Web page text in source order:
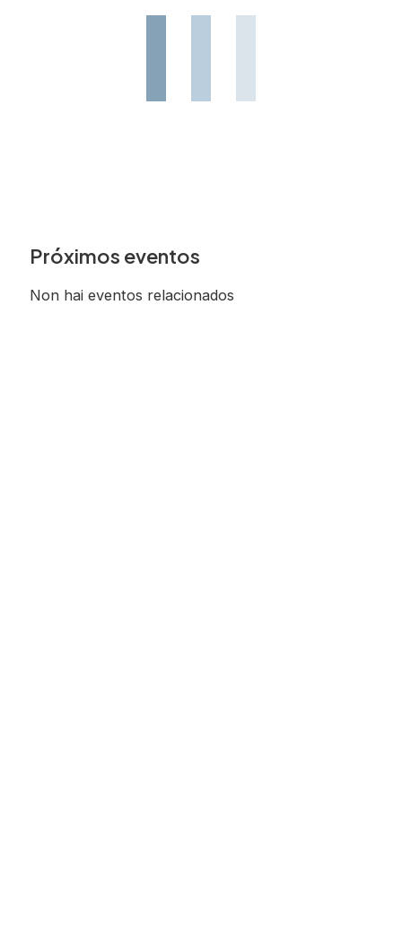
Próximos eventos
Non hai eventos relacionados